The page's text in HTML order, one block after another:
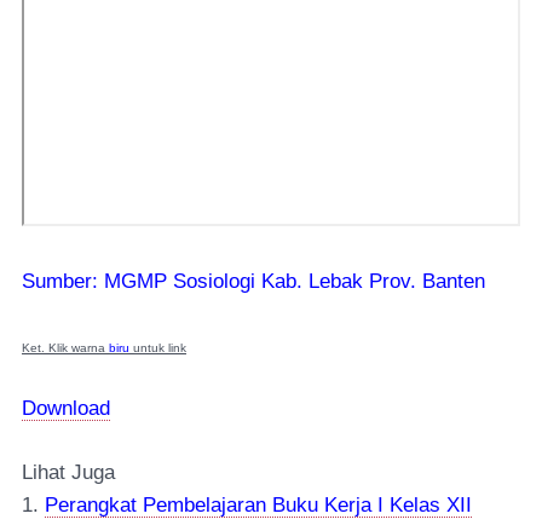
Sumber: MGMP Sosiologi Kab. Lebak Prov. Banten
Ket. Klik warna biru untuk link
Download
Lihat Juga
1. Perangkat Pembelajaran Buku Kerja I Kelas XII